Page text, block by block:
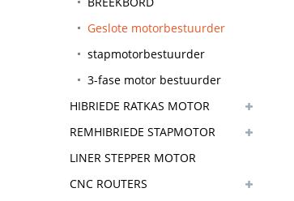
Geslote motorbestuurder
stapmotorbestuurder
3-fase motor bestuurder
HIBRIEDE RATKAS MOTOR
REMHIBRIEDE STAPMOTOR
LINER STEPPER MOTOR
CNC ROUTERS